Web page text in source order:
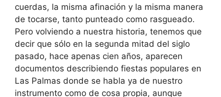
cuerdas, la misma afinación y la misma manera
de tocarse, tanto punteado como rasgueado.
Pero volviendo a nuestra historia, tenemos que
decir que sólo en la segunda mitad del siglo
pasado, hace apenas cien años, aparecen
documentos describiendo fiestas populares en
Las Palmas donde se habla ya de nuestro
instrumento como de cosa propia, aunque